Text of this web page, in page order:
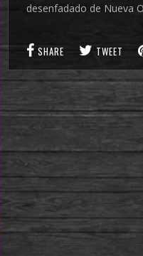
desenfadado de Nueva
SHARE TWEET